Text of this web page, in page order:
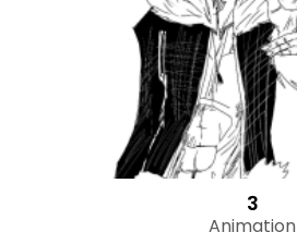
3
Animation